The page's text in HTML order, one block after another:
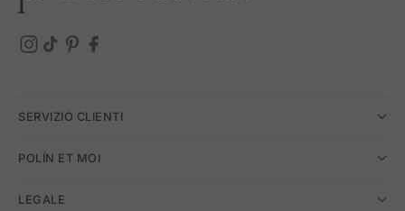
SERVIZIO CLIENTI
POLÍN ET MOI
LEGALE